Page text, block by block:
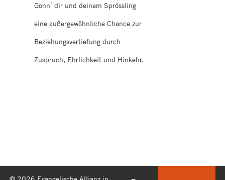
Gönn´ dir und deinem Sprössling
eine außergewöhnliche Chance zur
Beziehungsvertiefung durch
Zuspruch, Ehrlichkeit und Hinkehr.